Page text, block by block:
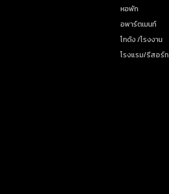
หอพัก
อพาร์ตเมนท์
โกดัง /โรงงาน
โรงแรม/รีสอร์ท